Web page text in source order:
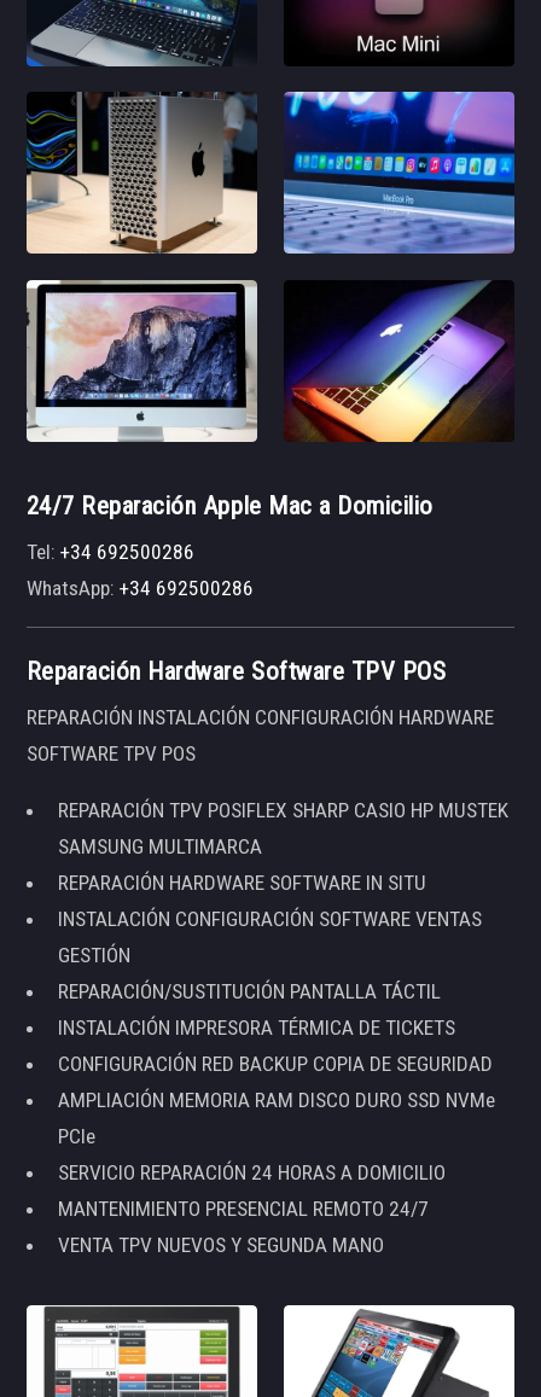
24/7 Reparación Apple Mac a Domicilio
Tel:+34 692500286
WhatsApp:+34 692500286
Reparación Hardware Software TPV POS
REPARACIÓN INSTALACIÓN CONFIGURACIÓN HARDWARE
SOFTWARE TPV POS
REPARACIÓN TPV POSIFLEX SHARP CASIO HP MUSTEK
SAMSUNG MULTIMARCA
REPARACIÓN HARDWARE SOFTWARE IN SITU
INSTALACIÓN CONFIGURACIÓN SOFTWARE VENTAS
GESTIÓN
REPARACIÓN/SUSTITUCIÓN PANTALLA TÁCTIL
INSTALACIÓN IMPRESORA TÉRMICA DE TICKETS
CONFIGURACIÓN RED BACKUP COPIA DE SEGURIDAD
AMPLIACIÓN MEMORIA RAM DISCO DURO SSD NVMe
PCIe
SERVICIO REPARACIÓN 24 HORAS A DOMICILIO
MANTENIMIENTO PRESENCIAL REMOTO 24/7
VENTA TPV NUEVOS Y SEGUNDA MANO